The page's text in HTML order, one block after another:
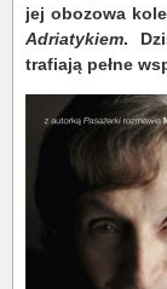
jej obozowa
Adriatykiem.
trafiają pełne